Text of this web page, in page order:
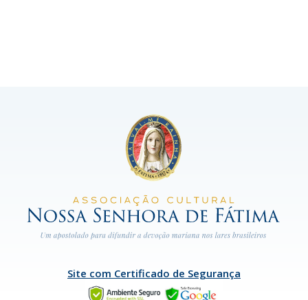
Site com Certificado de Segurança